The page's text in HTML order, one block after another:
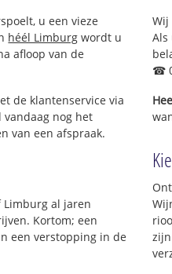
u een vieze
héél Limburg wordt u
afloop van de
de klantenservice via
nog het
van een afspraak.
al jaren
Kortom; een
een verstopping in de
Wij
Als
☎